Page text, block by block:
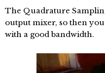
The Quadrature
output mixer, so then
with a good bandwidth.